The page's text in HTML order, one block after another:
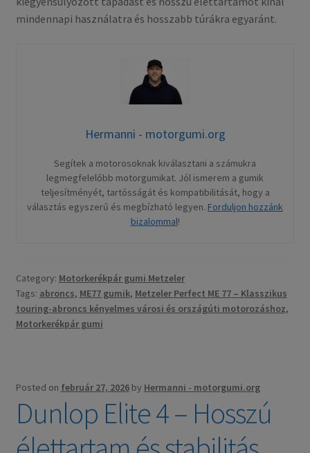
mindennapi használatra és hosszabb túrákra egyaránt.
Hermanni - motorgumi.org
Segítek a motorosoknak kiválasztani a számukra
legmegfelelőbb motorgumikat. Jól ismerem a gumik
teljesítményét, tartósságát és kompatibilitását, hogy a
választás egyszerű és megbízható legyen. Forduljon hozzánk
bizalommal!
Category: Motorkerékpár gumi Metzeler
Tags: abroncs, ME77 gumik, Metzeler Perfect ME 77 – Klasszikus
touring-abroncs kényelmes városi és országúti motorozáshoz,
Motorkerékpár gumi
Posted on február 27, 2026 by Hermanni - motorgumi.org
Dunlop Elite 4 – Hosszú